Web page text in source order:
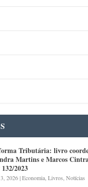
Tributária: livro
Martins e Marcos
2023
2026|Economia ,Livros ,Notícias